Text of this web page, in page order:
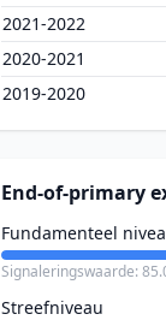
2021-2022
2020-2021
2019-2020
End-of-primary
Fundamenteel
Signaleringswaarde:
Streefniveau